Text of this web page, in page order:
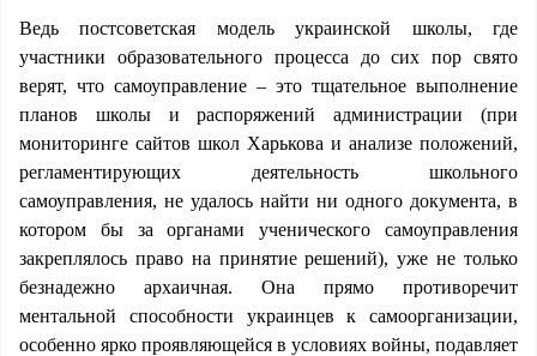
Ведь постсоветская модель украинской школы, где
участники образовательного процесса до сих пор свято
верят, что самоуправление – это тщательное выполнение
планов школы и распоряжений администрации (при
мониторинге сайтов школ Харькова и анализе положений,
регламентирующих деятельность школьного
самоуправления, не удалось найти ни одного документа, в
котором бы за органами ученического самоуправления
закреплялось право на принятие решений), уже не только
безнадежно архаичная. Она прямо противоречит
ментальной способности украинцев к самоорганизации,
особенно ярко проявляющейся в условиях войны, подавляет